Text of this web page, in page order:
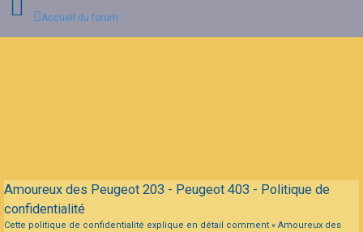
Accueil du forum
Amoureux des Peugeot 203 - Peugeot 403 - Politique de
confidentialité
Cette politique de confidentialité explique en détail comment « Amoureux des